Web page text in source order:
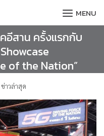
MENU
อีสาน ครั้งแรกกับ
of the Nation”
ข่าวล่าสุด